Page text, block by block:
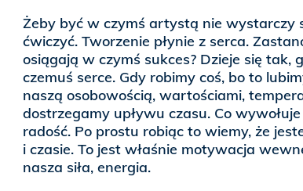
Żeby być w czymś artystą nie wystarczy
ćwiczyć. Tworzenie płynie z serca.
osiągają w czymś sukces? Dzieje się tak,
czemuś serce. Gdy robimy coś, bo to
naszą osobowością, wartościami,
dostrzegamy upływu czasu. Co
radość. Po prostu robiąc to wiemy, że
i czasie. To jest właśnie motywacja
nasza siła, energia.